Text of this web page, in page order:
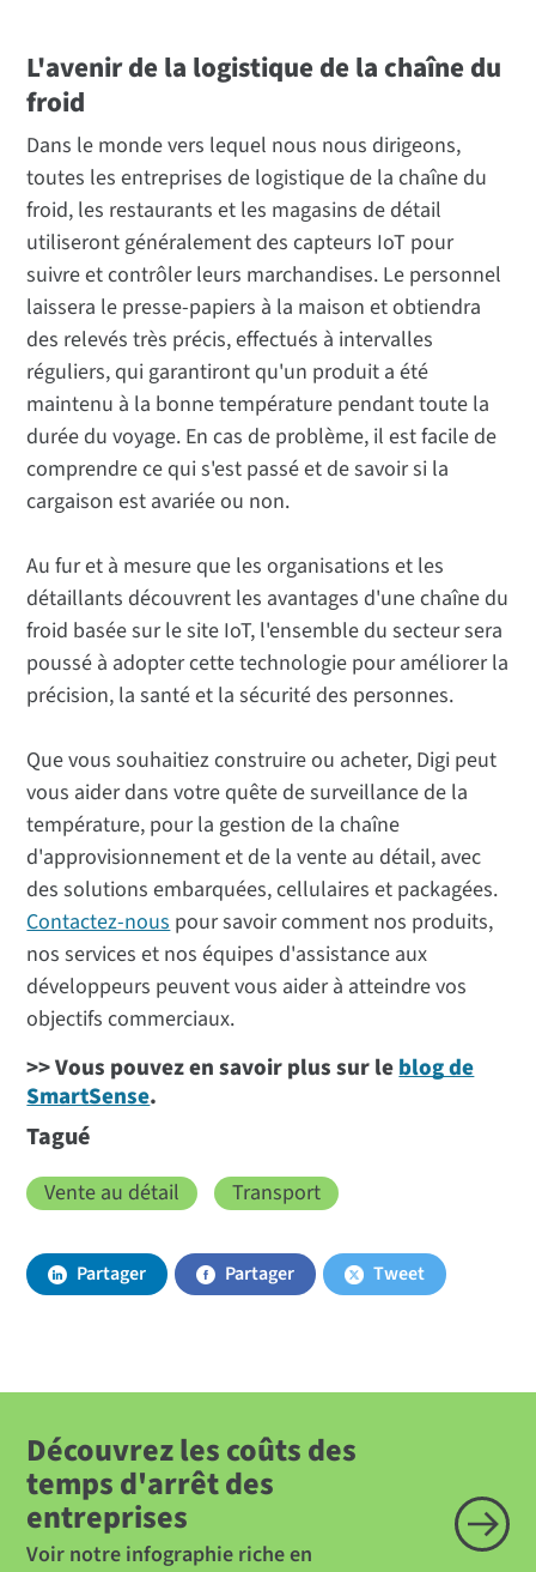
L'avenir de la logistique de la chaîne du
froid
Dans le monde vers lequel nous nous dirigeons,
toutes les entreprises de logistique de la chaîne du
froid, les restaurants et les magasins de détail
utiliseront généralement des capteurs IoT pour
suivre et contrôler leurs marchandises. Le personnel
laissera le presse-papiers à la maison et obtiendra
des relevés très précis, effectués à intervalles
réguliers, qui garantiront qu'un produit a été
maintenu à la bonne température pendant toute la
durée du voyage. En cas de problème, il est facile de
comprendre ce qui s'est passé et de savoir si la
cargaison est avariée ou non.
Au fur et à mesure que les organisations et les
détaillants découvrent les avantages d'une chaîne du
froid basée sur le site IoT, l'ensemble du secteur sera
poussé à adopter cette technologie pour améliorer la
précision, la santé et la sécurité des personnes.
Que vous souhaitiez construire ou acheter, Digi peut
vous aider dans votre quête de surveillance de la
température, pour la gestion de la chaîne
d'approvisionnement et de la vente au détail, avec
des solutions embarquées, cellulaires et packagées.
Contactez-nouspour savoir comment nos produits,
nos services et nos équipes d'assistance aux
développeurs peuvent vous aider à atteindre vos
objectifs commerciaux.
>> Vous pouvez en savoir plus sur leblog de
SmartSense.
Tagué
Vente au détail Transport
Partager Partager Tweet
Découvrez les coûts des
temps d'arrêt des
entreprises
Voir notre infographie riche en